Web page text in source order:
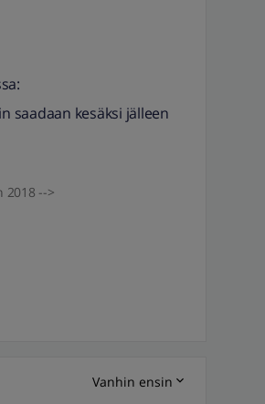
saadaan kesäksi jälleen
2018 -->
Vanhin ensin